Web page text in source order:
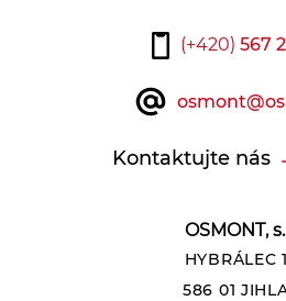
OSMONT,
HYBRÁLEC
586 01
(+420) 567
Kontaktujte nás